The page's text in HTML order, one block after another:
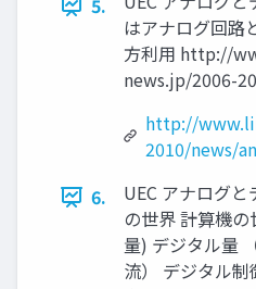
5.
はアナログ回路
方利用 http://
news.jp/2006-
http://
2010/news/
6.
UEC アナログ
の世界 計算機
量) デジタル量
流） デジタル